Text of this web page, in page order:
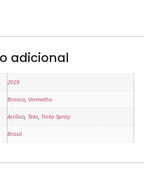
adicional
2019
Branco, Vermelho
Acrílico, Tela, Tinta Spray
Brasil